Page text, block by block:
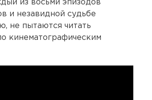
из восьми эпизодов
и незавидной судьбе
не пытаются читать
кинематографическим